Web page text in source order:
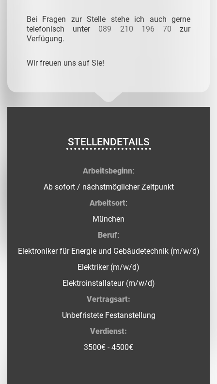
Bei Fragen zur Stelle stehe ich auch gerne
telefonisch unter 089 210 196 70 zur
Verfügung.
Wir freuen uns auf Sie!
STELLENDETAILS
Arbeitsbeginn:
Ab sofort / nächstmöglicher Zeitpunkt
Arbeitsort:
München
Beruf:
Elektroniker für Energie und Gebäudetechnik (m/w/d)
Elektriker (m/w/d)
Elektroinstallateur (m/w/d)
Vertragsart:
Unbefristete Festanstellung
Verdienst:
3500€ - 4500€